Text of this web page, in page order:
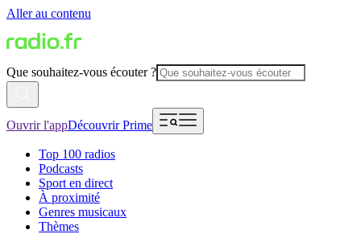
Aller au contenu
Que souhaitez-vous écouter ?
Ouvrir l'appDécouvrir Prime
Top 100 radios
Podcasts
Sport en direct
À proximité
Genres musicaux
Thèmes